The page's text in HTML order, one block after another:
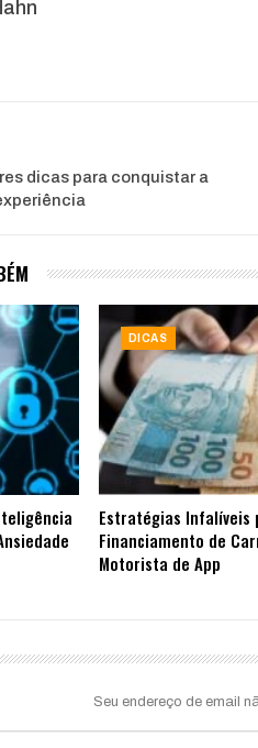
dicas para conquistar a
DICAS
Estratégias Infalíveis
Financiamento de
Motorista de App
Seu endereço de email